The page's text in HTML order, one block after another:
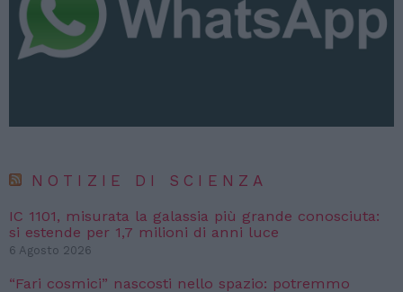
NOTIZIE DI SCIENZA
IC 1101, misurata la galassia più grande conosciuta:
si estende per 1,7 milioni di anni luce
6 Agosto 2026
“Fari cosmici” nascosti nello spazio: potremmo